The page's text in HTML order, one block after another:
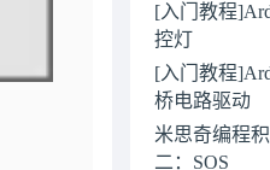
[入门教程
控灯
[入门教程
桥电路驱动
米思奇编程
二：SOS